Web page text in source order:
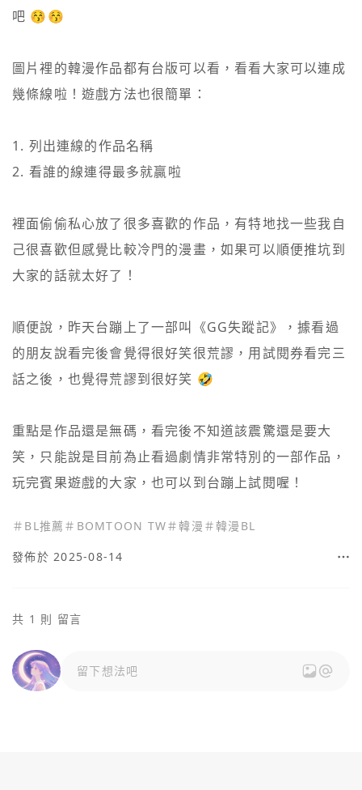
吧 😚😚
圖片裡的韓漫作品都有台版可以看，看看大家可以連成
幾條線啦！遊戲方法也很簡單：
1. 列出連線的作品名稱
2. 看誰的線連得最多就贏啦
裡面偷偷私心放了很多喜歡的作品，有特地找一些我自
己很喜歡但感覺比較冷門的漫畫，如果可以順便推坑到
大家的話就太好了！
順便說，昨天台蹦上了一部叫《GG失蹤記》，據看過
的朋友說看完後會覺得很好笑很荒謬，用試閱券看完三
話之後，也覺得荒謬到很好笑 🤣
重點是作品還是無碼，看完後不知道該震驚還是要大
笑，只能說是目前為止看過劇情非常特別的一部作品，
玩完賓果遊戲的大家，也可以到台蹦上試閱喔！
＃ BL推薦 ＃ BOMTOON TW＃韓漫 ＃韓漫BL
發佈於 2025-08-14
共 1 則 留言
留下想法吧